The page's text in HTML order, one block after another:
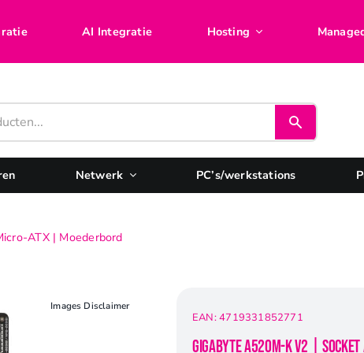
AI Integratie Hosting
Netwerk PC’s/werkstations
ATX | Moederbord
Images Disclaimer
EAN:4719331852771
Gigabyte A520M-K V2 |